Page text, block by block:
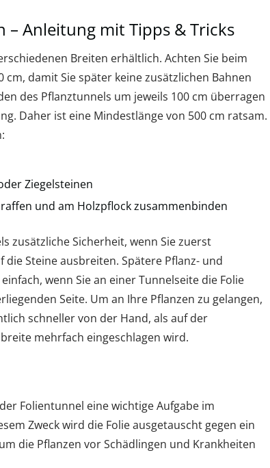
Anleitung mit Tipps & Tricks
Breiten erhältlich. Achten Sie beim
damit Sie später keine zusätzlichen Bahnen
des Pflanztunnels um jeweils 100 cm überragen
Daher ist eine Mindestlänge von 500 cm ratsam.
Ziegelsteinen
und am Holzpflock zusammenbinden
zusätzliche Sicherheit, wenn Sie zuerst
Steine ausbreiten. Spätere Pflanz- und
wenn Sie an einer Tunnelseite die Folie
Seite. Um an Ihre Pflanzen zu gelangen,
schneller von der Hand, als auf der
mehrfach eingeschlagen wird.
Folientunnel eine wichtige Aufgabe im
Zweck wird die Folie ausgetauscht gegen ein
die Pflanzen vor Schädlingen und Krankheiten